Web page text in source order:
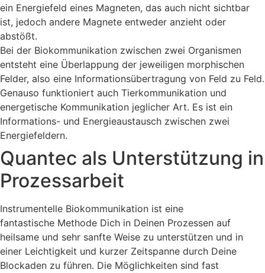
ein Energiefeld eines Magneten, das auch nicht sichtbar
ist, jedoch andere Magnete entweder anzieht oder
abstößt.
Bei der Biokommunikation zwischen zwei Organismen
entsteht eine Überlappung der jeweiligen morphischen
Felder, also eine Informationsübertragung von Feld zu Feld.
Genauso funktioniert auch Tierkommunikation und
energetische Kommunikation jeglicher Art. Es ist ein
Informations- und Energieaustausch zwischen zwei
Energiefeldern.
Quantec als Unterstützung in
Prozessarbeit
Instrumentelle Biokommunikation ist eine
fantastische Methode Dich in Deinen Prozessen auf
heilsame und sehr sanfte Weise zu unterstützen und in
einer Leichtigkeit und kurzer Zeitspanne durch Deine
Blockaden zu führen. Die Möglichkeiten sind fast